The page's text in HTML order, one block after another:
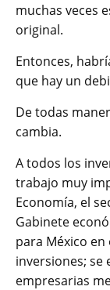
muchas veces
original.
Entonces,
que hay un
De todas
cambia.
A todos los
trabajo muy
Economía, el
Gabinete
para México
inversiones; se
empresarias